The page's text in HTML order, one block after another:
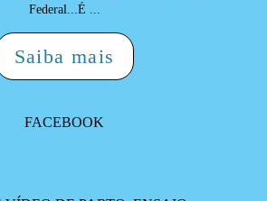
Federal...É ...
Saiba mais
FACEBOOK